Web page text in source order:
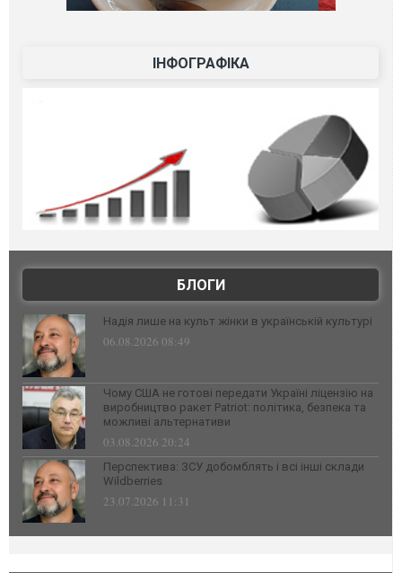
ІНФОГРАФІКА
БЛОГИ
Надія лише на культ жінки в українській культурі
06.08.2026 08:49
Чому США не готові передати Україні ліцензію на
виробництво ракет Patriot: політика, безпека та
можливі альтернативи
03.08.2026 20:24
Перспектива: ЗСУ добомблять і всі інші склади
Wildberries
23.07.2026 11:31